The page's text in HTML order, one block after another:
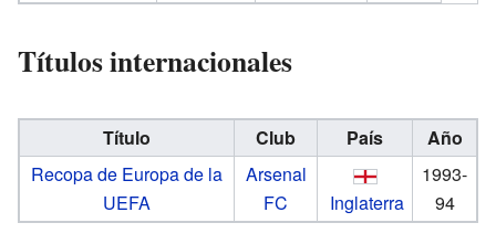
Títulos internacionales
Título Club País
Año
Recopa de Europa de la
UEFA
Arsenal
FC
Inglaterra
1993-
94